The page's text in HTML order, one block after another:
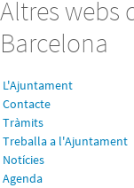
Altres webs
Barcelona
L'Ajuntament
Contacte
Tràmits
Treballa a l'Ajuntament
Notícies
Agenda